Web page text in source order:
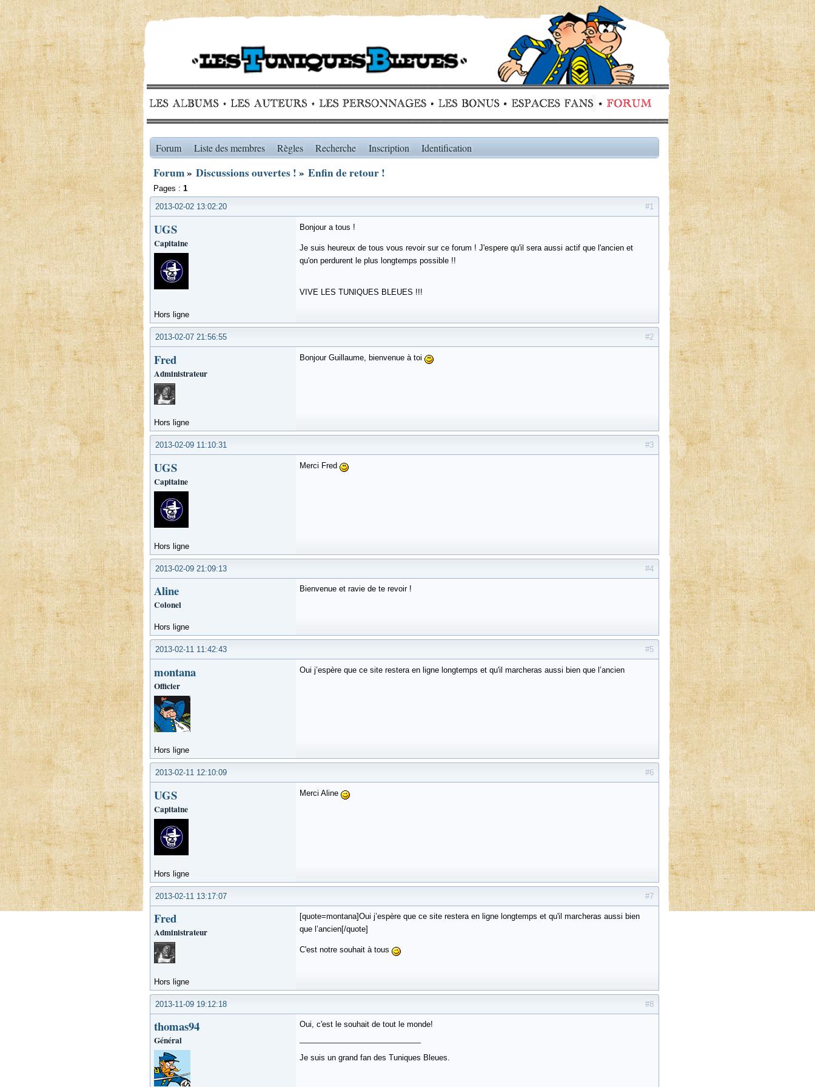
Forum Liste des membres Règles Recherche Inscription Identification
Forum» Discussions ouvertes ! » Enfin de retour !
Pages : 1
#1
2013-02-02 13:02:20
UGS
Capitaine
Bonjour a tous !
Je suis heureux de tous vous revoir sur ce forum ! J'espere qu'il sera aussi actif que l'ancien et
qu'on perdurent le plus longtemps possible !!
VIVE LES TUNIQUES BLEUES !!!
Hors ligne
#2
2013-02-07 21:56:55
Fred
Administrateur
Bonjour Guillaume, bienvenue à toi
Hors ligne
#3
2013-02-09 11:10:31
UGS
Capitaine
Merci Fred
Hors ligne
#4
2013-02-09 21:09:13
Aline
Colonel
Bienvenue et ravie de te revoir !
Hors ligne
#5
2013-02-11 11:42:43
montana
Officier
Oui j’espère que ce site restera en ligne longtemps et qu'il marcheras aussi bien que l’ancien
Hors ligne
#6
2013-02-11 12:10:09
UGS
Capitaine
Merci Aline
Hors ligne
#7
2013-02-11 13:17:07
Fred
Administrateur
[quote=montana]Oui j’espère que ce site restera en ligne longtemps et qu'il marcheras aussi bien
que l’ancien[/quote]
C'est notre souhait à tous
Hors ligne
#8
2013-11-09 19:12:18
thomas94
Général
Oui, c'est le souhait de tout le monde!
Je suis un grand fan des Tuniques Bleues.